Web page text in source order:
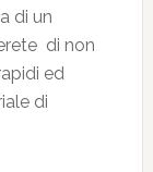
di un
di non
ed
di